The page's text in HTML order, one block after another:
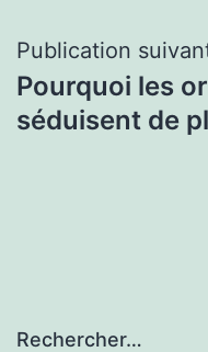
Publication
Pourquoi les
séduisent de
Rechercher…